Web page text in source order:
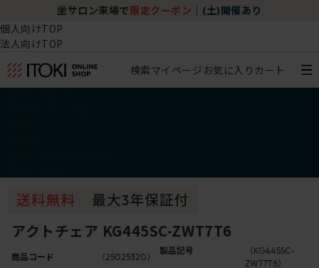
坐サロン来場で 限定クーポン (土)開催あり
個人向けTOP
法人向けTOP
検索マイページ お気に入り カート
アクトチェア KG445SC-ZWT7T6
商品コード （25025320）
製品記号
（KG445SC-
ZWT7T6）